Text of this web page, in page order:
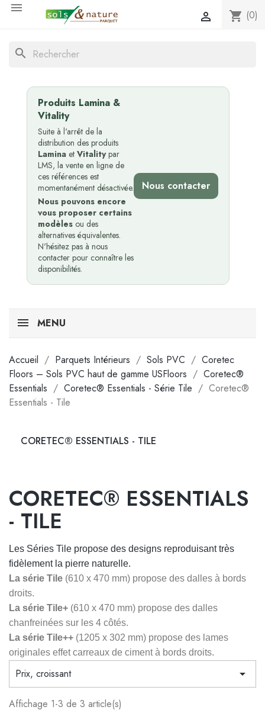

shopping_cart (0)

search
Produits Lamina &
Vitality
Suite à l'arrêt de la
distribution des produits
Lamina et Vitalitypar
LMS, la vente en ligne de
ces références est
momentanément désactivée.
Nous pouvons encore
vous proposer certains
modèles ou des
alternatives équivalentes.
N'hésitez pas à nous
contacter pour connaître les
disponibilités.
Nous contacter
MENU
Accueil Parquets Intérieurs Sols PVC
Coretec
Floors – Sols PVC haut de gamme USFloors
Coretec®
Essentials
Coretec® Essentials - Série Tile
Coretec®
Essentials - Tile
CORETEC® ESSENTIALS - TILE
CORETEC® ESSENTIALS
- TILE
Les Séries Tile propose des designs reproduisant très
fidèlement la pierre naturelle.
La série Tile (610 x 470 mm) propose des dalles à bords
droits.
La série Tile+ (610 x 470 mm) propose des dalles
chanfreinées sur les 4 côtés.
La série Tile++ (1205 x 302 mm) propose des lames
originales effet carreaux de ciment à bords droits.
Prix, croissant 
Affichage 1-3 de 3 article(s)